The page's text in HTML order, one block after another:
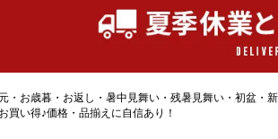
・お歳暮・お返し・暑中見舞い・残暑見舞い・初盆・
買い得♪価格・品揃えに自信あり！